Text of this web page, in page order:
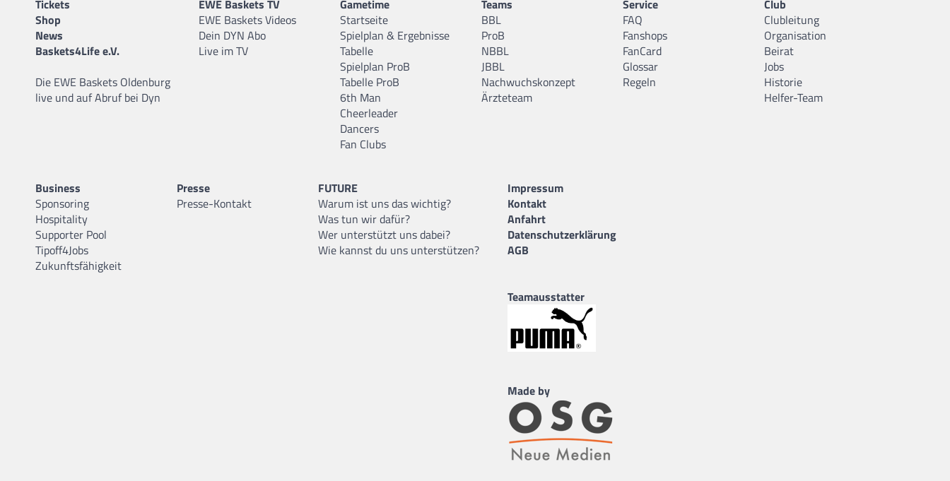
Tickets
Shop
News
Baskets4Life e.V.
Die EWE Baskets Oldenburg
live und auf Abruf bei Dyn
EWE Baskets TV
EWE Baskets Videos
Dein DYN Abo
Live im TV
Gametime
Startseite
Spielplan & Ergebnisse
Tabelle
Spielplan ProB
Tabelle ProB
6th Man
Cheerleader
Dancers
Fan Clubs
Teams
BBL
ProB
NBBL
JBBL
Nachwuchskonzept
Ärzteteam
Service
FAQ
Fanshops
FanCard
Glossar
Regeln
Club
Clubleitung
Organisation
Beirat
Jobs
Historie
Helfer-Team
Business
Sponsoring
Hospitality
Supporter Pool
Tipoff4Jobs
Zukunftsfähigkeit
Presse
Presse-Kontakt
FUTURE
Warum ist uns das wichtig?
Was tun wir dafür?
Wer unterstützt uns dabei?
Wie kannst du uns unterstützen?
Impressum
Kontakt
Anfahrt
Datenschutzerklärung
AGB
Teamausstatter
Made by